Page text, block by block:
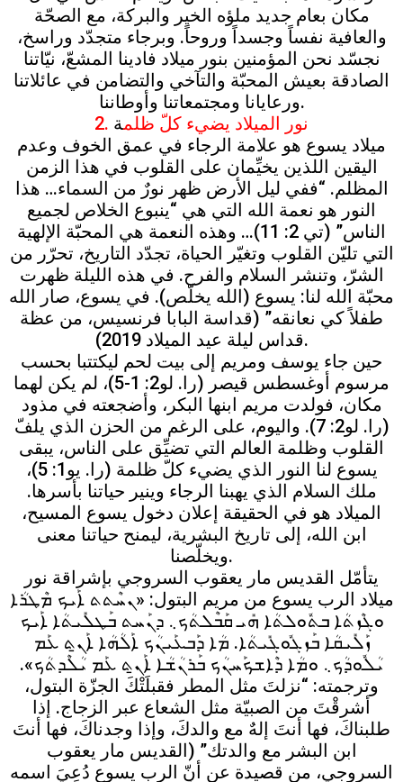
مكان بعام جديد ملؤه الخير والبركة، مع الصحّة
والعافية نفساً وجسداً وروحاً. وبرجاء متجدّد وراسخ،
نجسّد نحن المؤمنين بنور ميلاد فادينا المشعّ، نيّاتنا
الصادقة بعيش المحبّة والتآخي والتضامن في عائلاتنا
ورعايانا ومجتمعاتنا وأوطاننا.
2. نور الميلاد يضيء كلّ ظلمة
ميلاد يسوع هو علامة الرجاء في عمق الخوف وعدم
اليقين اللذين يخيِّمان على القلوب في هذا الزمن
المظلم. “ففي ليل الأرض ظهر نورٌ من السماء… هذا
النور هو نعمة الله التي هي “ينبوع الخلاص لجميع
الناس” (تي 2: 11)… وهذه النعمة هي المحبّة الإلهية
التي تليّن القلوب وتغيّر الحياة، تجدّد التاريخ، تحرّر من
الشرّ، وتنشر السلام والفرح. في هذه الليلة ظهرت
محبّة الله لنا: يسوع (الله يخلّص). في يسوع، صار الله
طفلاً كي نعانقه” (قداسة البابا فرنسيس، من عظة
قداس ليلة عيد الميلاد 2019).
حين جاء يوسف ومريم إلى بيت لحم ليكتتبا بحسب
مرسوم أوغسطس قيصر (را. لو2: 1-5)، لم يكن لهما
مكان، فولدت مريم ابنها البكر، وأضجعته في مذود
(را. لو2: 7). واليوم، على الرغم من الحزن الذي يلفّ
القلوب وظلمة العالم التي تضيِّق على الناس، يبقى
يسوع لنا النور الذي يضيء كلّ ظلمة (را. يو1: 5)،
ملك السلام الذي يهبنا الرجاء وينير حياتنا بأسرها.
الميلاد هو في الحقيقة إعلان دخول يسوع المسيح،
ابن الله، إلى تاريخ البشرية، ليمنح حياتنا معنى
ويخلّصنا.
يتأمّل القديس مار يعقوب السروجي بإشراقة نور
ميلاد الرب يسوع من مريم البتول: «ܢܚܶܬܬ ܐܰܝܟ ܡܶܛܪܳܐ
ܘܓܶܙܬܳܐ ܒܬܽܘܠܬܳܐ ܗܺܝ ܩܰܒܶܠܬܳܟ܆ ܕܢܰܚܬ ܒܰܛܠܺܝܬܳܐ ܐܰܝܟ
ܙܰܠܺܝܩܳܐ ܒܰܙܓܽܘܓܺܝܬܳܐ. ܡܳܐ ܕܰܒܥܰܝܢܳܟ ܐܰܠܳܗܳܐ ܐܰܢ̱ܬ ܥܰܡ
ܝܳܠܽܘܕܳܟ܆ ܘܡܳܐ ܕܶܐܫܟܰܚܢܳܟ ܒܰܪܢܳܫܳܐ ܐܰܢ̱ܬ ܥܰܡ ܝܳܠܶܕܬܳܟ».
وترجمته: “نزلتَ مثل المطر فقبلَتْكَ الجزّة البتول،
أشرقْتَ من الصبيّة مثل الشعاع عبر الزجاج. إذا
طلبناكَ، فها أنتَ إلهٌ مع والدكَ، وإذا وجدناكَ، فها أنتَ
ابن البشر مع والدتك” (القديس مار يعقوب
السروجي، من قصيدة عن أنّ الرب يسوع دُعِيَ اسمه